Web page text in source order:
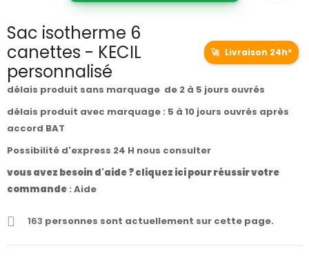
Sac isotherme 6
canettes - KECIL
personnalisé
🚀 Livraison 24h*
délais produit sans marquage de 2 à 5 jours ouvrés
délais produit avec marquage : 5 à 10 jours ouvrés après
accord BAT
Possibilité d'express 24 H nous consulter
vous avez besoin d'aide ? cliquez ici pour réussir votre
commande : Aide
163 personnes sont actuellement sur cette page.